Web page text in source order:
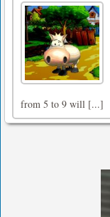
from 5 to 9 will [...]